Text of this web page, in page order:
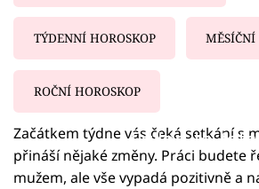
TÝDENNÍ HOROSKOP MĚSÍČNÍ
ROČNÍ HOROSKOP
Failed to
Začátkem týdne vás čeká setkání s
přináší nějaké změny. Práci budete
mužem, ale vše vypadá pozitivně a